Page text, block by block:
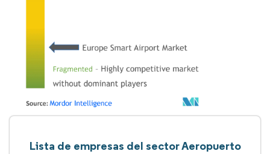
Lista de empresas del sector Aeropuerto